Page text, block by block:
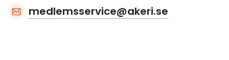
medlemsservice@akeri.se